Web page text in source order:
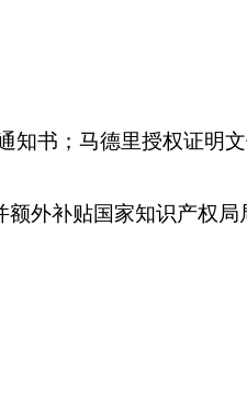
书；马德里授权证明文
外补贴国家知识产权